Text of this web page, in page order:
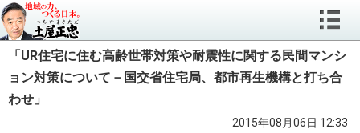
「UR住宅に住む高齢世帯対策や耐震性に関する民間マンシ
ョン対策について－国交省住宅局、都市再生機構と打ち合
わせ」
2015年08月06日 12:33